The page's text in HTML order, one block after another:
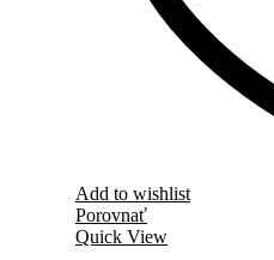
Add to wishlist
Porovnať
Quick View